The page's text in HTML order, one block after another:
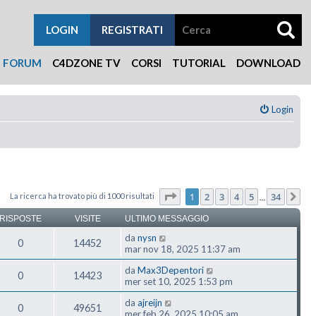
FORUM C4DZONE TV CORSI TUTORIAL DOWNLOAD
REGISTRATI
LOGIN
Login
La ricerca ha trovato più di 1000 risultati Pagina di 34
1 2 3 4 5 34
RISPOSTE VISITE ULTIMO MESSAGGIO
0 14452 da nysn
mar nov 18, 2025 11:37 am
0 14423 da Max3Depentori
mer set 10, 2025 1:53 pm
0 49651 da ajreijn